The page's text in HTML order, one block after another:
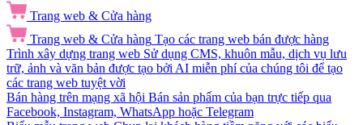
Trang web & Cửa hàng
Trang web & Cửa hàng Tạo các trang web bán được hàng
Trình xây dựng trang web Sử dụng CMS, khuôn mẫu, dịch vụ lưu
trữ, ảnh và văn bản được tạo bởi AI miễn phí của chúng tôi để tạo
các trang web tuyệt vời
Bán hàng trên mạng xã hội Bán sản phẩm của bạn trực tiếp qua
Facebook, Instagram, WhatsApp hoặc Telegram